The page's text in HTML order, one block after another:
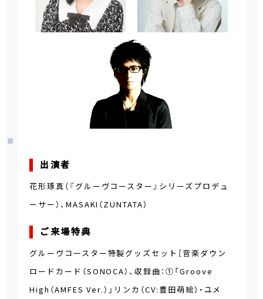
出演者
花形琢真（『グルーヴコースター』シリーズプロデュ
ーサー）、MASAKI（ZUNTATA）
ご来場特典
グルーヴコースター特製グッズセット［音楽ダウン
ロードカード（SONOCA）、収録曲：①「Groove
High（AMFES Ver.）」リンカ（CV:豊田萌絵）・ユメ